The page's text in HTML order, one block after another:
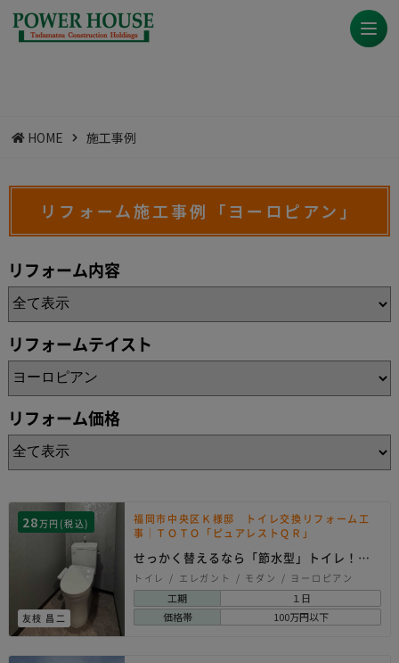
HOME 施工事例
リフォーム施工事例「ヨーロピアン」
リフォーム内容
リフォームテイスト
リフォーム価格
28万円(税込)
友枝 昌二
福岡市中央区Ｋ様邸 トイレ交換リフォーム工
事｜ＴＯＴＯ「ピュアレストＱＲ」
せっかく替えるなら「節水型」トイレ！と
いう選択。
トイレ エレガント モダン ヨーロピアン
工期
１日
価格帯
100万円以下